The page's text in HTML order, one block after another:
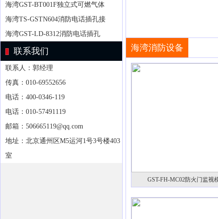
海湾GST-BT001F独立式可燃气体
海湾TS-GSTN604消防电话插孔接
海湾GST-LD-8312消防电话插孔
联系我们
联系人：郭经理
传真：010-69552656
电话：400-0346-119
电话：010-57491119
邮箱：506665119@qq.com
地址：北京通州区M5运河1号3号楼403
室
海湾消防设备
GST-FH-MC02防火门监视